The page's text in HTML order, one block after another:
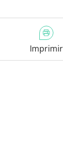
Imprimir